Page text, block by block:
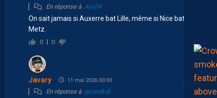
En réponse à Ayo34
On sait jamais si Auxerre bat Lille, même si Nice bat
Metz.
0 0
Javary 11 mai 2026 00:00
En réponse à gerardkdl